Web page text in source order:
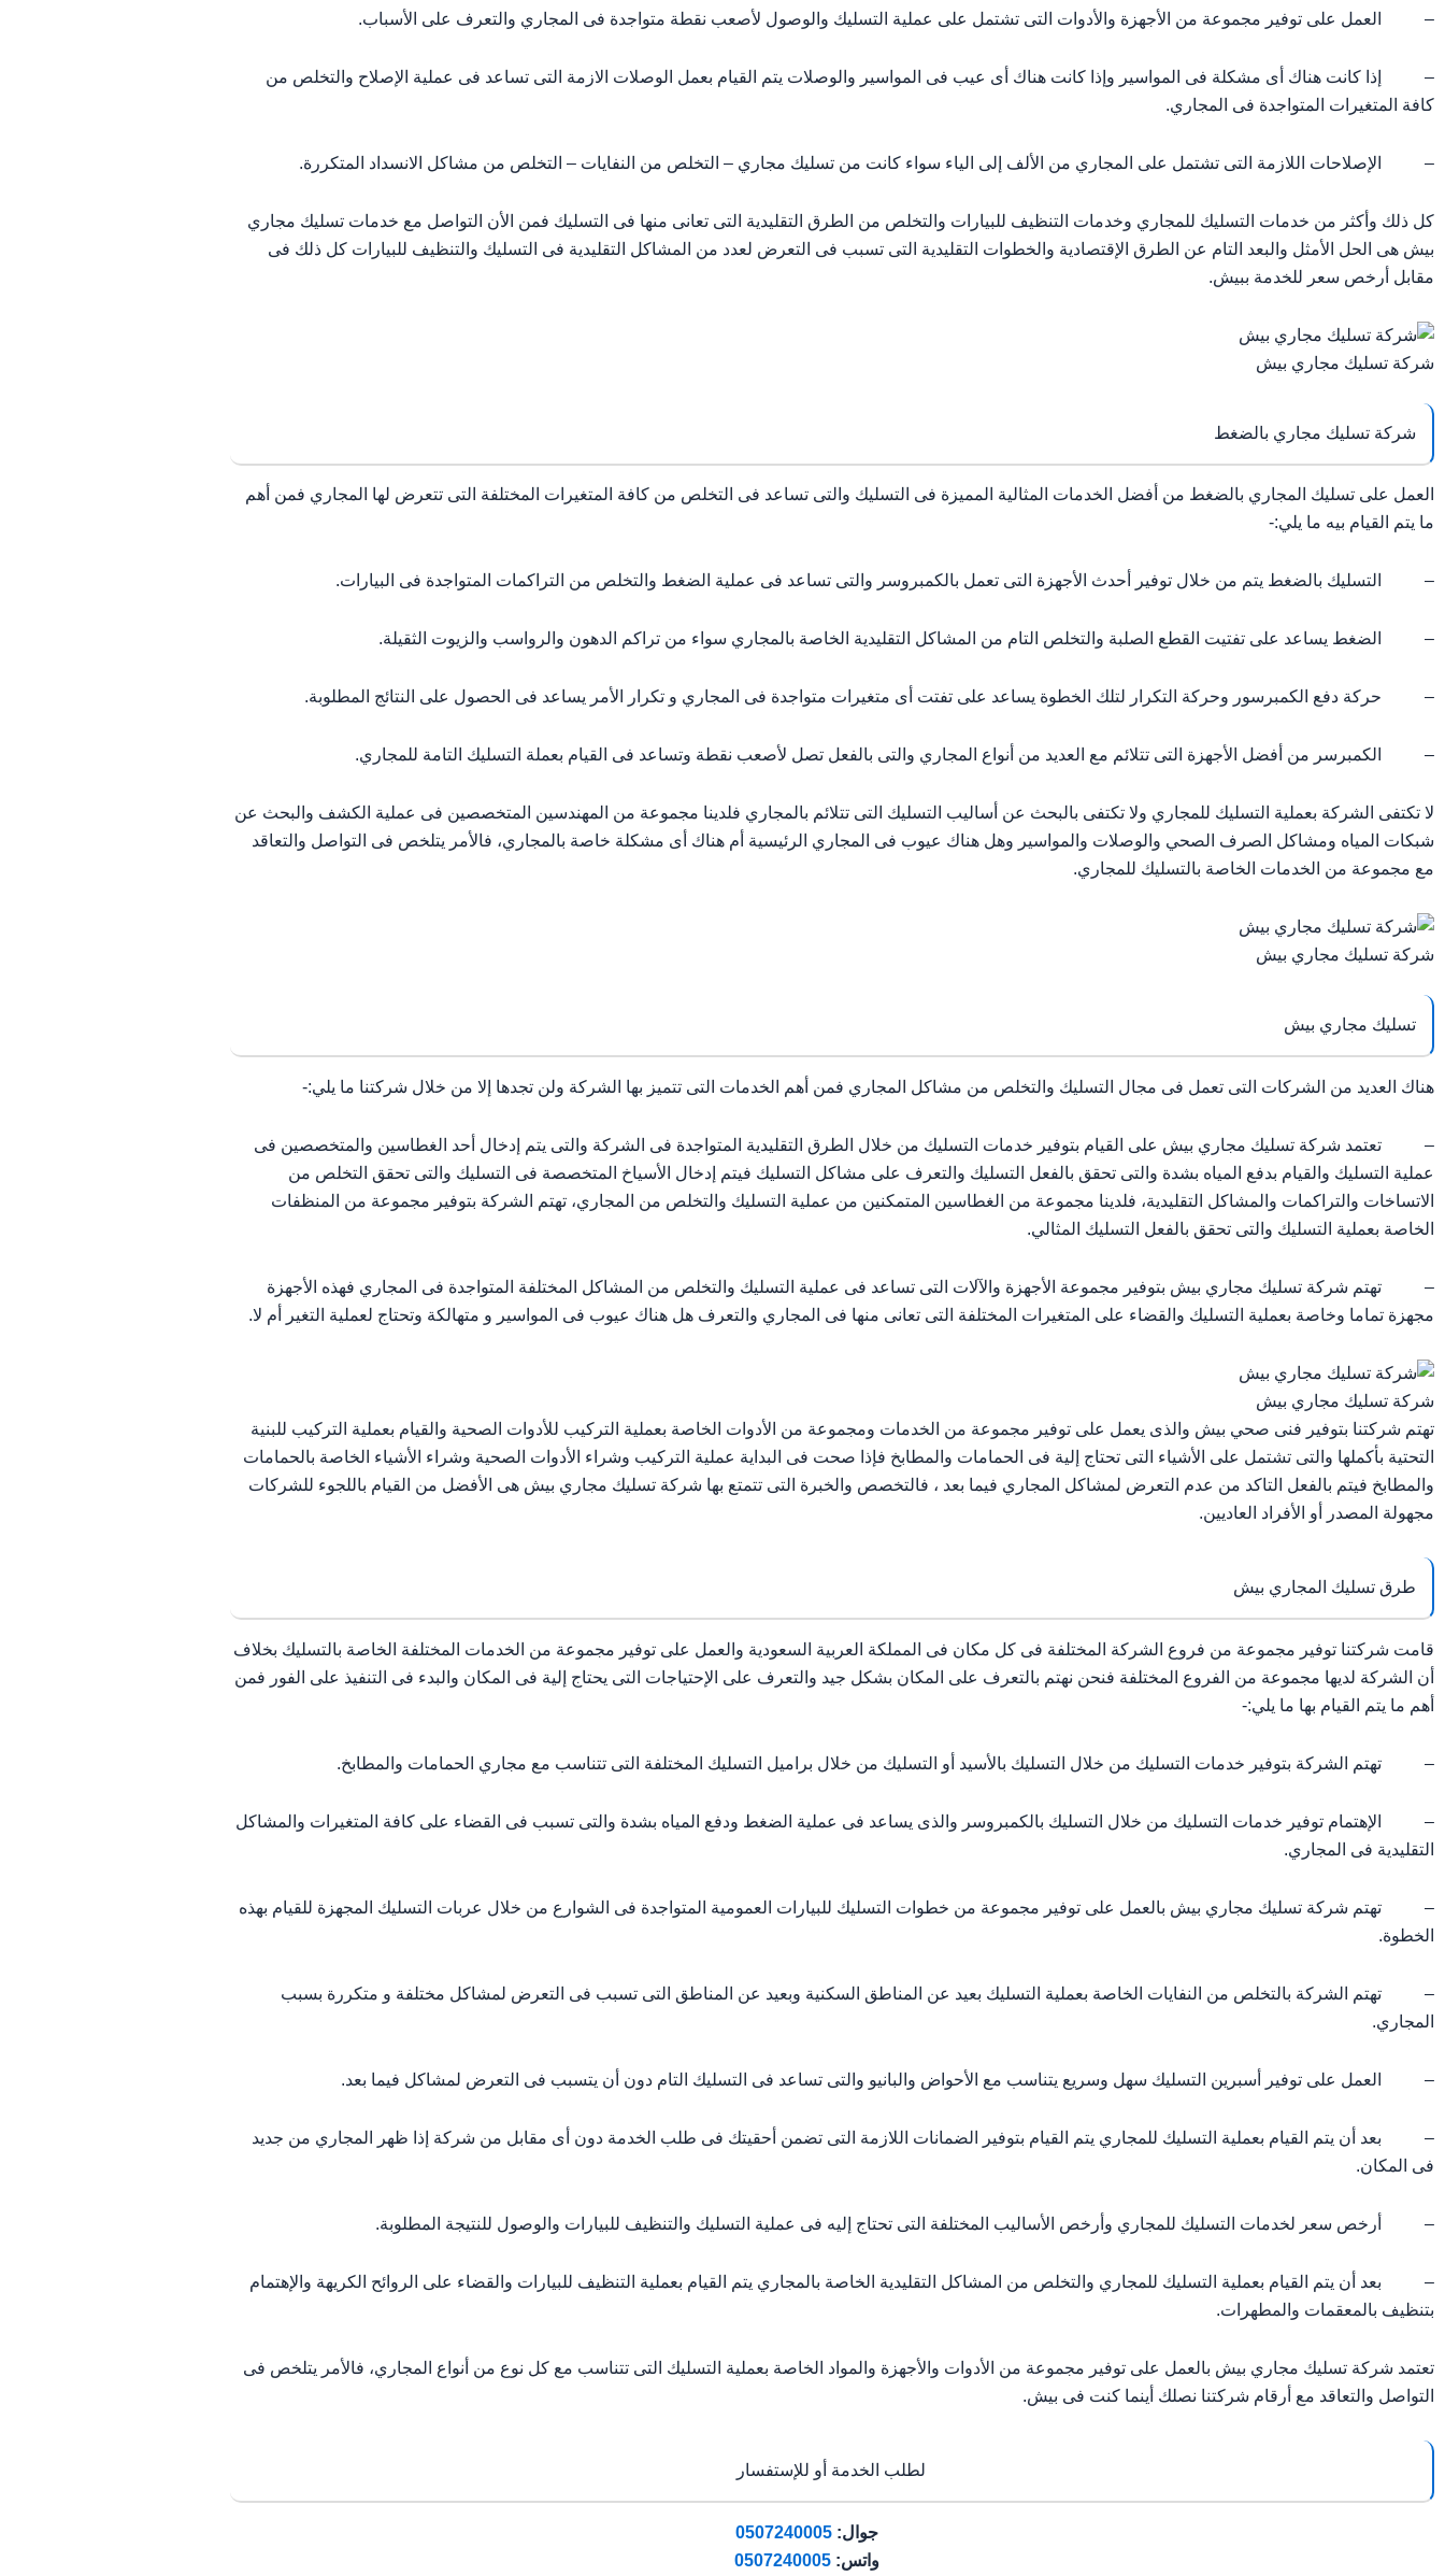
– العمل على توفير مجموعة من الأجهزة والأدوات التى تشتمل على عملية التسليك والوصول لأصعب نقطة متواجدة فى المجاري والتعرف على الأسباب.
– إذا كانت هناك أى مشكلة فى المواسير وإذا كانت هناك أى عيب فى المواسير والوصلات يتم القيام بعمل الوصلات الازمة التى تساعد فى عملية الإصلاح والتخلص من
كافة المتغيرات المتواجدة فى المجاري.
– الإصلاحات اللازمة التى تشتمل على المجاري من الألف إلى الياء سواء كانت من تسليك مجاري – التخلص من النفايات – التخلص من مشاكل الانسداد المتكررة.
كل ذلك وأكثر من خدمات التسليك للمجاري وخدمات التنظيف للبيارات والتخلص من الطرق التقليدية التى تعانى منها فى التسليك فمن الأن التواصل مع خدمات تسليك مجاري
بيش هى الحل الأمثل والبعد التام عن الطرق الإقتصادية والخطوات التقليدية التى تسبب فى التعرض لعدد من المشاكل التقليدية فى التسليك والتنظيف للبيارات كل ذلك فى
مقابل أرخص سعر للخدمة ببيش.
شركة تسليك مجاري بيش
شركة تسليك مجاري بالضغط
العمل على تسليك المجاري بالضغط من أفضل الخدمات المثالية المميزة فى التسليك والتى تساعد فى التخلص من كافة المتغيرات المختلفة التى تتعرض لها المجاري فمن أهم
ما يتم القيام بيه ما يلي:-
– التسليك بالضغط يتم من خلال توفير أحدث الأجهزة التى تعمل بالكمبروسر والتى تساعد فى عملية الضغط والتخلص من التراكمات المتواجدة فى البيارات.
– الضغط يساعد على تفتيت القطع الصلبة والتخلص التام من المشاكل التقليدية الخاصة بالمجاري سواء من تراكم الدهون والرواسب والزيوت الثقيلة.
– حركة دفع الكمبرسور وحركة التكرار لتلك الخطوة يساعد على تفتت أى متغيرات متواجدة فى المجاري و تكرار الأمر يساعد فى الحصول على النتائج المطلوبة.
– الكمبرسر من أفضل الأجهزة التى تتلائم مع العديد من أنواع المجاري والتى بالفعل تصل لأصعب نقطة وتساعد فى القيام بعملة التسليك التامة للمجاري.
لا تكتفى الشركة بعملية التسليك للمجاري ولا تكتفى بالبحث عن أساليب التسليك التى تتلائم بالمجاري فلدينا مجموعة من المهندسين المتخصصين فى عملية الكشف والبحث عن
شبكات المياه ومشاكل الصرف الصحي والوصلات والمواسير وهل هناك عيوب فى المجاري الرئيسية أم هناك أى مشكلة خاصة بالمجاري، فالأمر يتلخص فى التواصل والتعاقد
مع مجموعة من الخدمات الخاصة بالتسليك للمجاري.
شركة تسليك مجاري بيش
تسليك مجاري بيش
هناك العديد من الشركات التى تعمل فى مجال التسليك والتخلص من مشاكل المجاري فمن أهم الخدمات التى تتميز بها الشركة ولن تجدها إلا من خلال شركتنا ما يلي:-
– تعتمد شركة تسليك مجاري بيش على القيام بتوفير خدمات التسليك من خلال الطرق التقليدية المتواجدة فى الشركة والتى يتم إدخال أحد الغطاسين والمتخصصين فى
عملية التسليك والقيام بدفع المياه بشدة والتى تحقق بالفعل التسليك والتعرف على مشاكل التسليك فيتم إدخال الأسياخ المتخصصة فى التسليك والتى تحقق التخلص من
الاتساخات والتراكمات والمشاكل التقليدية، فلدينا مجموعة من الغطاسين المتمكنين من عملية التسليك والتخلص من المجاري، تهتم الشركة بتوفير مجموعة من المنظفات
الخاصة بعملية التسليك والتى تحقق بالفعل التسليك المثالي.
– تهتم شركة تسليك مجاري بيش بتوفير مجموعة الأجهزة والآلات التى تساعد فى عملية التسليك والتخلص من المشاكل المختلفة المتواجدة فى المجاري فهذه الأجهزة
مجهزة تماما وخاصة بعملية التسليك والقضاء على المتغيرات المختلفة التى تعانى منها فى المجاري والتعرف هل هناك عيوب فى المواسير و متهالكة وتحتاج لعملية التغير أم لا.
شركة تسليك مجاري بيش
تهتم شركتنا بتوفير فنى صحي بيش والذى يعمل على توفير مجموعة من الخدمات ومجموعة من الأدوات الخاصة بعملية التركيب للأدوات الصحية والقيام بعملية التركيب للبنية
التحتية بأكملها والتى تشتمل على الأشياء التى تحتاج إلية فى الحمامات والمطابخ فإذا صحت فى البداية عملية التركيب وشراء الأدوات الصحية وشراء الأشياء الخاصة بالحمامات
والمطابخ فيتم بالفعل التاكد من عدم التعرض لمشاكل المجاري فيما بعد ، فالتخصص والخبرة التى تتمتع بها شركة تسليك مجاري بيش هى الأفضل من القيام باللجوء للشركات
مجهولة المصدر أو الأفراد العاديين.
طرق تسليك المجاري بيش
قامت شركتنا توفير مجموعة من فروع الشركة المختلفة فى كل مكان فى المملكة العربية السعودية والعمل على توفير مجموعة من الخدمات المختلفة الخاصة بالتسليك بخلاف
أن الشركة لديها مجموعة من الفروع المختلفة فنحن نهتم بالتعرف على المكان بشكل جيد والتعرف على الإحتياجات التى يحتاج إلية فى المكان والبدء فى التنفيذ على الفور فمن
أهم ما يتم القيام بها ما يلي:-
– تهتم الشركة بتوفير خدمات التسليك من خلال التسليك بالأسيد أو التسليك من خلال براميل التسليك المختلفة التى تتناسب مع مجاري الحمامات والمطابخ.
– الإهتمام توفير خدمات التسليك من خلال التسليك بالكمبروسر والذى يساعد فى عملية الضغط ودفع المياه بشدة والتى تسبب فى القضاء على كافة المتغيرات والمشاكل
التقليدية فى المجاري.
– تهتم شركة تسليك مجاري بيش بالعمل على توفير مجموعة من خطوات التسليك للبيارات العمومية المتواجدة فى الشوارع من خلال عربات التسليك المجهزة للقيام بهذه
الخطوة.
– تهتم الشركة بالتخلص من النفايات الخاصة بعملية التسليك بعيد عن المناطق السكنية وبعيد عن المناطق التى تسبب فى التعرض لمشاكل مختلفة و متكررة بسبب
المجاري.
– العمل على توفير أسبرين التسليك سهل وسريع يتناسب مع الأحواض والبانيو والتى تساعد فى التسليك التام دون أن يتسبب فى التعرض لمشاكل فيما بعد.
– بعد أن يتم القيام بعملية التسليك للمجاري يتم القيام بتوفير الضمانات اللازمة التى تضمن أحقيتك فى طلب الخدمة دون أى مقابل من شركة إذا ظهر المجاري من جديد
فى المكان.
– أرخص سعر لخدمات التسليك للمجاري وأرخص الأساليب المختلفة التى تحتاج إليه فى عملية التسليك والتنظيف للبيارات والوصول للنتيجة المطلوبة.
– بعد أن يتم القيام بعملية التسليك للمجاري والتخلص من المشاكل التقليدية الخاصة بالمجاري يتم القيام بعملية التنظيف للبيارات والقضاء على الروائح الكريهة والإهتمام
بتنظيف بالمعقمات والمطهرات.
تعتمد شركة تسليك مجاري بيش بالعمل على توفير مجموعة من الأدوات والأجهزة والمواد الخاصة بعملية التسليك التى تتناسب مع كل نوع من أنواع المجاري، فالأمر يتلخص فى
التواصل والتعاقد مع أرقام شركتنا نصلك أينما كنت فى بيش.
لطلب الخدمة أو للإستفسار
جوال:0507240005
واتس:0507240005